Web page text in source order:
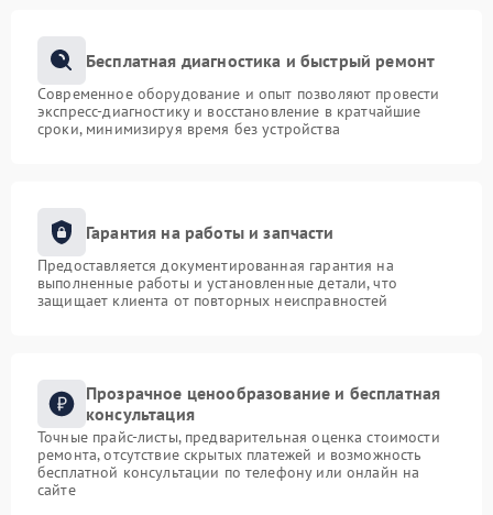
Бесплатная диагностика и быстрый ремонт
Современное оборудование и опыт позволяют провести
экспресс-диагностику и восстановление в кратчайшие
сроки, минимизируя время без устройства
Гарантия на работы и запчасти
Предоставляется документированная гарантия на
выполненные работы и установленные детали, что
защищает клиента от повторных неисправностей
Прозрачное ценообразование и бесплатная
консультация
Точные прайс-листы, предварительная оценка стоимости
ремонта, отсутствие скрытых платежей и возможность
бесплатной консультации по телефону или онлайн на
сайте